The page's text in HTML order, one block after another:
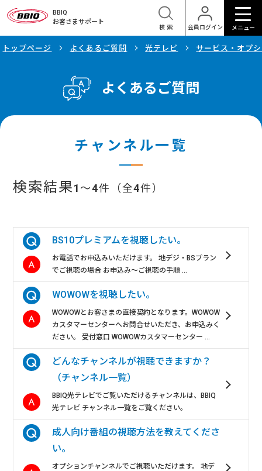
BBIQ
お客さまサポート
会員ログイン
検索 メニュー
トップページ よくあるご質問 光テレビ サービス・オプ
よくあるご質問
チャンネル一覧
検索結果1 ～4件（全4件）
BS10プレミアムを視聴したい。
お電話でお申込みいただけます。 地デジ・BSプラン
でご視聴の場合 お申込み～ご視聴の手順 ...
WOWOWを視聴したい。
WOWOWとお客さまの直接契約となります。WOWOW
カスタマーセンターへお問合せいただき、お申込みく
ださい。 受付窓口 WOWOWカスタマーセンター ...
どんなチャンネルが視聴できますか？
（チャンネル一覧）
BBIQ光テレビでご覧いただけるチャンネルは、BBIQ
光テレビ チャンネル一覧をご覧ください。
成人向け番組の視聴方法を教えてくださ
い。
オプションチャンネルでご視聴いただけます。 地デ